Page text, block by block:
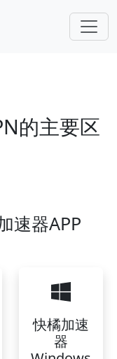
的主要区
速器APP
快橘加速
器